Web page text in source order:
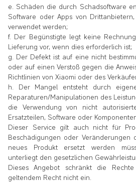
e. Schäden die durch Schadsoftware
Software oder Apps von
verwendet werden;
f. Der Begünstigte legt keine
Lieferung vor, wenn dies erforderlich ist;
g. Der Defekt ist auf eine nicht
oder auf einen Verstoß gegen die
Richtlinien von Xiaomi oder des
h. Der Mangel entsteht durch
Reparaturen/Manipulationen des
die Verwendung von nicht
Ersatzteilen, Software oder
Dieser Service gilt auch nicht für
Beschädigungen oder Veränderungen
neues Produkt ersetzt werden
unterliegt den gesetzlichen
Dieses Angebot schränkt die
geltendem Recht nicht ein.